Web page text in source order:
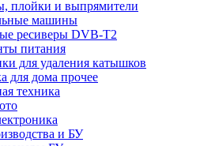
плойки и выпрямители
машины
ресиверы DVB-T2
питания
для удаления катышков
для дома прочее
техника
и БУ